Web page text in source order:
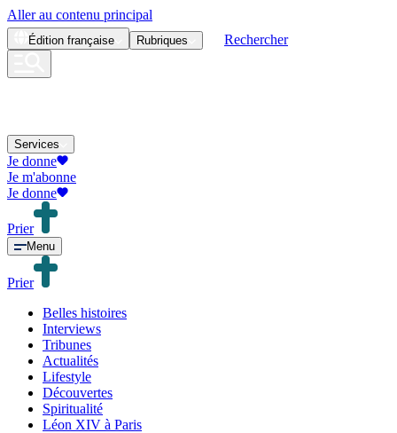
Aller au contenu principal
Édition française Rubriques Rechercher
Services
Je donne
Je m'abonne
Je donne
Prier
Menu
Prier
Belles histoires
Interviews
Tribunes
Actualités
Lifestyle
Découvertes
Spiritualité
Léon XIV à Paris